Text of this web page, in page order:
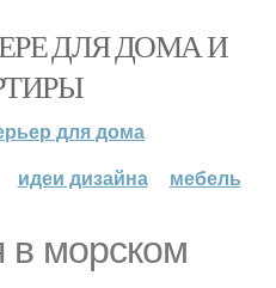
ДЛЯ ДОМА И
для дома
идеи дизайна мебель
в морском